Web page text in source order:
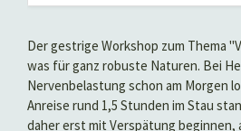
Der gestrige Workshop zum Thema
was für ganz robuste Naturen. Bei
Nervenbelastung schon am Morgen
Anreise rund 1,5 Stunden im Stau
daher erst mit Verspätung beginnen,